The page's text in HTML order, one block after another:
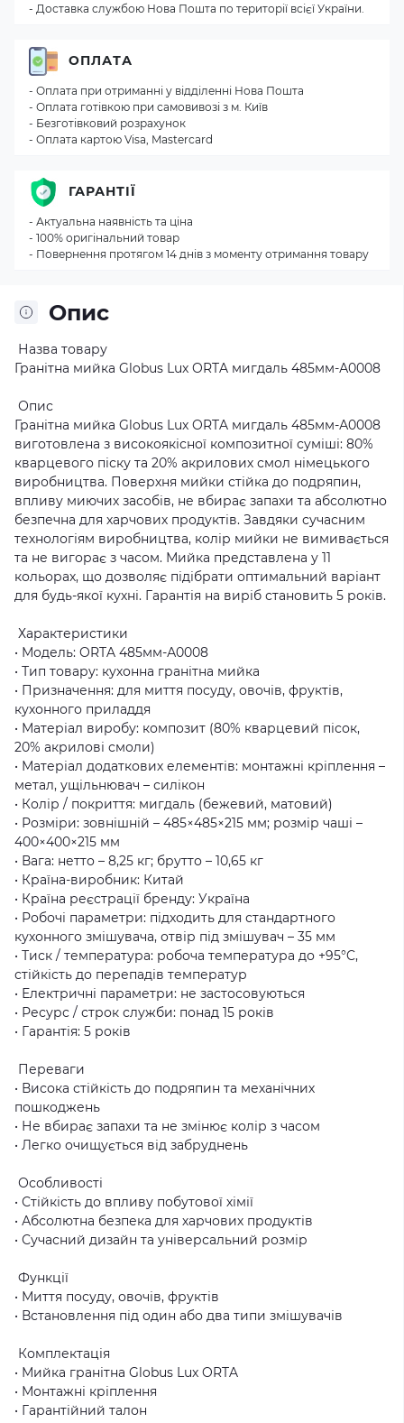
Опис
Назва товару
Гранітна мийка Globus Lux ORTA мигдаль 485мм-А0008
Опис
Гранітна мийка Globus Lux ORTA мигдаль 485мм-А0008
виготовлена з високоякісної композитної суміші: 80%
кварцевого піску та 20% акрилових смол німецького
виробництва. Поверхня мийки стійка до подряпин,
впливу миючих засобів, не вбирає запахи та абсолютно
безпечна для харчових продуктів. Завдяки сучасним
технологіям виробництва, колір мийки не вимивається
та не вигорає з часом. Мийка представлена у 11
кольорах, що дозволяє підібрати оптимальний варіант
для будь-якої кухні. Гарантія на виріб становить 5 років.
Характеристики
• Модель: ORTA 485мм-А0008
• Тип товару: кухонна гранітна мийка
• Призначення: для миття посуду, овочів, фруктів,
кухонного приладдя
• Матеріал виробу: композит (80% кварцевий пісок,
20% акрилові смоли)
• Матеріал додаткових елементів: монтажні кріплення –
метал, ущільнювач – силікон
• Колір / покриття: мигдаль (бежевий, матовий)
• Розміри: зовнішній – 485×485×215 мм; розмір чаші –
400×400×215 мм
• Вага: нетто – 8,25 кг; брутто – 10,65 кг
• Країна-виробник: Китай
• Країна реєстрації бренду: Україна
• Робочі параметри: підходить для стандартного
кухонного змішувача, отвір під змішувач – 35 мм
• Тиск / температура: робоча температура до +95°C,
стійкість до перепадів температур
• Електричні параметри: не застосовуються
• Ресурс / строк служби: понад 15 років
• Гарантія: 5 років
Переваги
• Висока стійкість до подряпин та механічних
пошкоджень
• Не вбирає запахи та не змінює колір з часом
• Легко очищується від забруднень
Особливості
• Стійкість до впливу побутової хімії
• Абсолютна безпека для харчових продуктів
• Сучасний дизайн та універсальний розмір
Функції
• Миття посуду, овочів, фруктів
• Встановлення під один або два типи змішувачів
Комплектація
• Мийка гранітна Globus Lux ORTA
• Монтажні кріплення
• Гарантійний талон
- Доставка службою Нова Пошта по території всієї України.
ОПЛАТА
- Оплата при отриманні у відділенні Нова Пошта
- Оплата готівкою при самовивозі з м. Київ
- Безготівковий розрахунок
- Оплата картою Visa, Mastercard
ГАРАНТІЇ
- Актуальна наявність та ціна
- 100% оригінальний товар
- Повернення протягом 14 днів з моменту отримання товару